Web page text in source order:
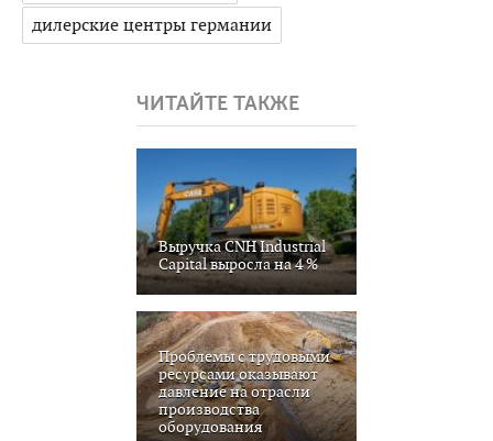
дилерские центры германии
ЧИТАЙТЕ ТАКЖЕ
Выручка CNH Industrial
Capital выросла на 4 %
Проблемы с трудовыми
ресурсами оказывают
давление на отрасли
производства
оборудования